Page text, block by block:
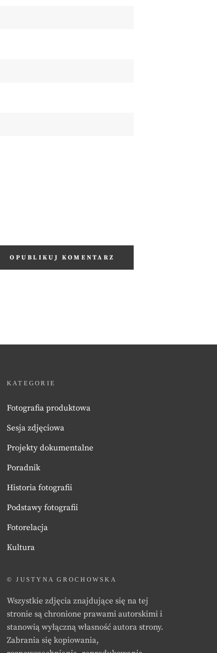
KATEGORIE
Fotografia produktowa
Sesja zdjęciowa
Projekty dokumentalne
Poradnik
Historia fotografii
Podstawy fotografii
Fotorelacja
Kultura
© JUSTYNA GROCHOWSKA
Wszystkie zdjęcia znajdujące się na tej
stronie są chronione prawami autorskimi i
stanowią wyłączną własność autora strony.
Zabrania się kopiowania,